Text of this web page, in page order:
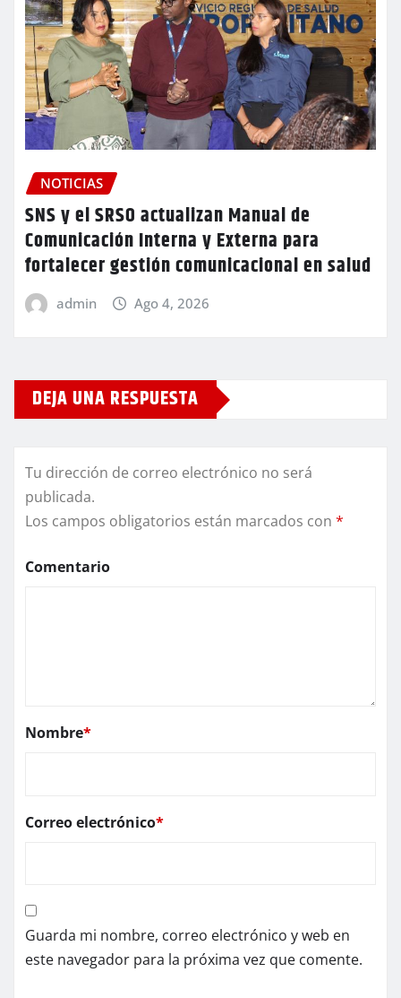
NOTICIAS
SNS y el SRSO actualizan Manual de
Comunicación Interna y Externa para
fortalecer gestión comunicacional en salud
admin Ago 4, 2026
DEJA UNA RESPUESTA
Tu dirección de correo electrónico no será
publicada.
Los campos obligatorios están marcados con *
Comentario
Nombre*
Correo electrónico*
Guarda mi nombre, correo electrónico y web en
este navegador para la próxima vez que comente.